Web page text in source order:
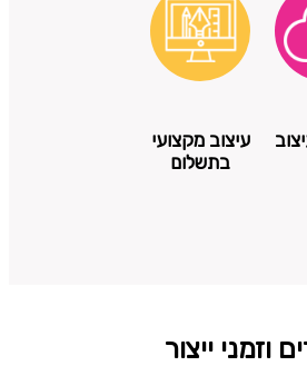
עיצוב מקצועי
בתשלום
וזמני ייצור